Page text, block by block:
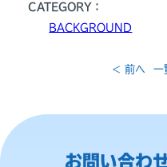
CATEGORY：
BACKGROUND
< 前へ 一
お問い合わ